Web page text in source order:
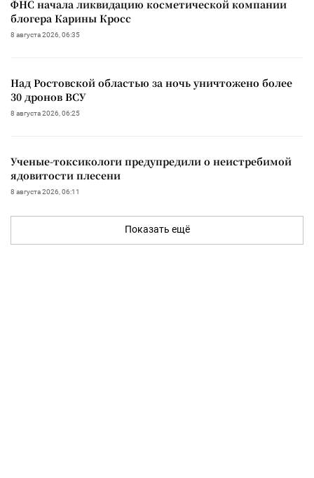
ФНС начала ликвидацию косметической компании
блогера Карины Кросс
8 августа 2026, 06:35
Над Ростовской областью за ночь уничтожено более
30 дронов ВСУ
8 августа 2026, 06:25
Ученые-токсикологи предупредили о неистребимой
ядовитости плесени
8 августа 2026, 06:11
Показать ещё